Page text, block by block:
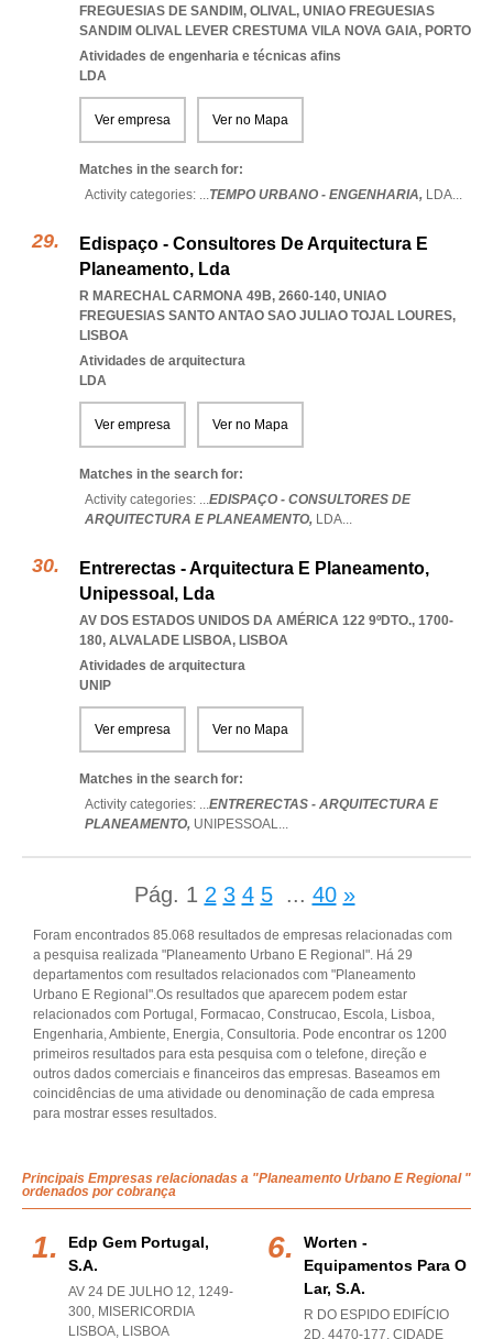
FREGUESIAS DE SANDIM, OLIVAL, UNIAO FREGUESIAS
SANDIM OLIVAL LEVER CRESTUMA VILA NOVA GAIA, PORTO
Atividades de engenharia e técnicas afins
LDA
Ver empresa Ver no Mapa
Matches in the search for:
Activity categories: ...TEMPO URBANO - ENGENHARIA, LDA...
Edispaço - Consultores De Arquitectura E
Planeamento, Lda
R MARECHAL CARMONA 49B, 2660-140, UNIAO
FREGUESIAS SANTO ANTAO SAO JULIAO TOJAL LOURES,
LISBOA
Atividades de arquitectura
LDA
Ver empresa Ver no Mapa
Matches in the search for:
Activity categories: ...EDISPAÇO - CONSULTORES DE
ARQUITECTURA E PLANEAMENTO, LDA...
Entrerectas - Arquitectura E Planeamento,
Unipessoal, Lda
AV DOS ESTADOS UNIDOS DA AMÉRICA 122 9ºDTO., 1700-
180, ALVALADE LISBOA, LISBOA
Atividades de arquitectura
UNIP
Ver empresa Ver no Mapa
Matches in the search for:
Activity categories: ...ENTRERECTAS - ARQUITECTURA E
PLANEAMENTO, UNIPESSOAL...
Pág. 1 2 3 4 5 ... 40 »
Foram encontrados 85.068 resultados de empresas relacionadas com
a pesquisa realizada "Planeamento Urbano E Regional". Há 29
departamentos com resultados relacionados com "Planeamento
Urbano E Regional".Os resultados que aparecem podem estar
relacionados com Portugal, Formacao, Construcao, Escola, Lisboa,
Engenharia, Ambiente, Energia, Consultoria. Pode encontrar os 1200
primeiros resultados para esta pesquisa com o telefone, direção e
outros dados comerciais e financeiros das empresas. Baseamos em
coincidências de uma atividade ou denominação de cada empresa
para mostrar esses resultados.
Principais Empresas relacionadas a "Planeamento Urbano E Regional "
ordenados por cobrança
Edp Gem Portugal,
S.a.
AV 24 DE JULHO 12, 1249-
300, MISERICORDIA
LISBOA, LISBOA
Worten -
Equipamentos Para O
Lar, S.a.
R DO ESPIDO EDIFÍCIO
2D, 4470-177, CIDADE